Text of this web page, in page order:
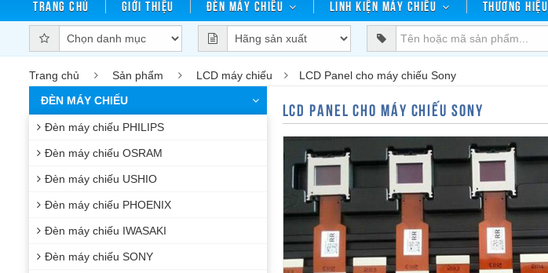
Trang chủ Giới thiệu Đèn máy chiếu Linh kiện máy chiếu Thương hiệu
Trang chủ Sản phẩm LCD máy chiếu LCD Panel cho máy chiếu Sony
LCD PANEL CHO MÁY CHIẾU SONY
ĐÈN MÁY CHIẾU
Đèn máy chiếu PHILIPS
Đèn máy chiếu OSRAM
Đèn máy chiếu USHIO
Đèn máy chiếu PHOENIX
Đèn máy chiếu IWASAKI
Đèn máy chiếu SONY